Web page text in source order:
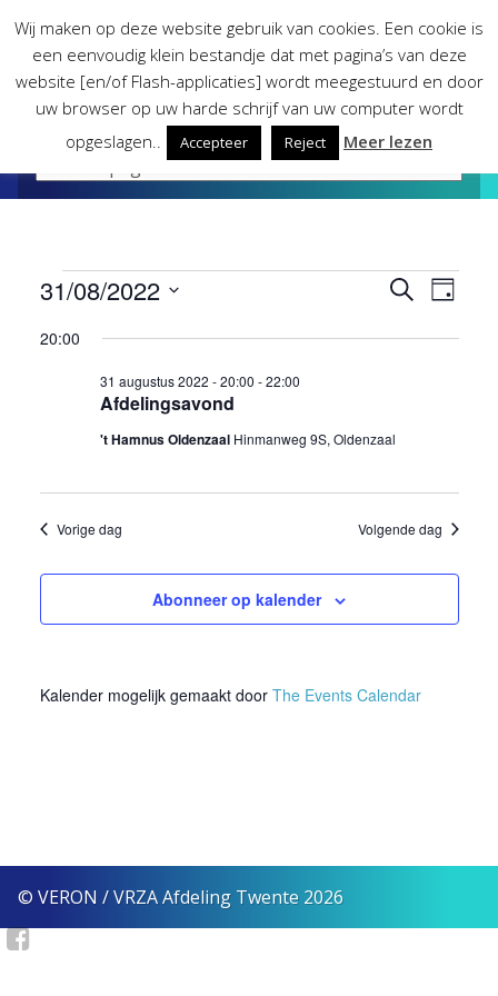
content
Evenementen
in
2022
Zoeken
Dag
31/08/2022
een
20:00
Afdelingsavond
31 augustus 2022 - 20:00 -22:00
't Hamnus Oldenzaal Hinmanweg 9S, Oldenzaal
Vorige dag Volgende dag
Abonneer op kalender
Kalender mogelijk gemaakt door The Events Calendar
© VERON / VRZA Afdeling Twente 2026
Wij maken op deze website gebruik van cookies. Een cookie is
een eenvoudig klein bestandje dat met pagina’s van deze
website [en/of Flash-applicaties] wordt meegestuurd en door
uw browser op uw harde schrijf van uw computer wordt
opgeslagen..
Accepteer Reject Meer lezen